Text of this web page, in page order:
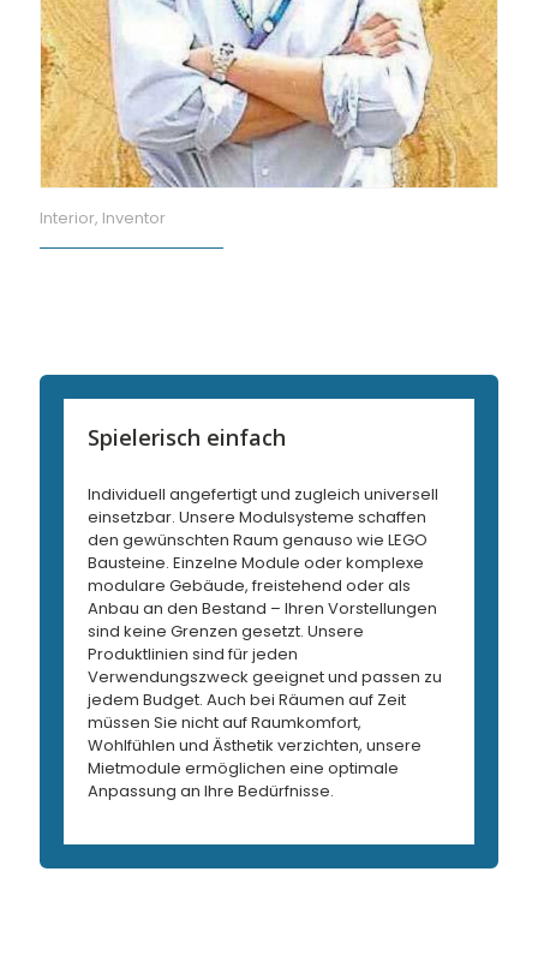
Interior, Inventor
einfach
Individuell
angefertigt und
zugleich universell
einsetzbar. Unsere
Modulsysteme
schaffen den
gewünschten Raum
genauso wie LEGO
Bausteine. Einzelne
Module oder
komplexe modulare
Spielerisch einfach
Individuell angefertigt und zugleich universell
einsetzbar. Unsere Modulsysteme schaffen
den gewünschten Raum genauso wie LEGO
Bausteine. Einzelne Module oder komplexe
modulare Gebäude, freistehend oder als
Anbau an den Bestand – Ihren Vorstellungen
sind keine Grenzen gesetzt. Unsere
Produktlinien sind für jeden
Verwendungszweck geeignet und passen zu
jedem Budget. Auch bei Räumen auf Zeit
müssen Sie nicht auf Raumkomfort,
Wohlfühlen und Ästhetik verzichten, unsere
Mietmodule ermöglichen eine optimale
Anpassung an Ihre Bedürfnisse.